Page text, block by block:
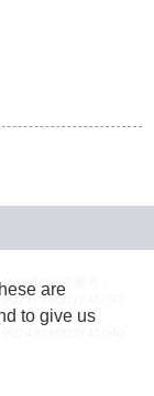
JASRAC許諾番号：
9024936001Y45037
JASRAC許諾番号：
are
to give us